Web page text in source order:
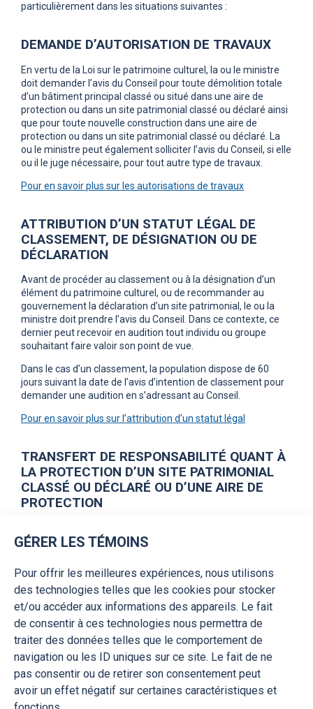
GÉRER LES TÉMOINS
Pour offrir les meilleures expériences, nous utilisons
des technologies telles que les cookies pour stocker
et/ou accéder aux informations des appareils. Le fait
de consentir à ces technologies nous permettra de
traiter des données telles que le comportement de
navigation ou les ID uniques sur ce site. Le fait de ne
pas consentir ou de retirer son consentement peut
avoir un effet négatif sur certaines caractéristiques et
particulièrement dans les situations suivantes :
DEMANDE D’AUTORISATION DE TRAVAUX
En vertu de la Loi sur le patrimoine culturel, la ou le ministre
doit demander l’avis du Conseil pour toute démolition totale
d’un bâtiment principal classé ou situé dans une aire de
protection ou dans un site patrimonial classé ou déclaré ainsi
que pour toute nouvelle construction dans une aire de
protection ou dans un site patrimonial classé ou déclaré. La
ou le ministre peut également solliciter l’avis du Conseil, si elle
ou il le juge nécessaire, pour tout autre type de travaux.
Pour en savoir plus sur les autorisations de travaux
ATTRIBUTION D’UN STATUT LÉGAL DE
CLASSEMENT, DE DÉSIGNATION OU DE
DÉCLARATION
Avant de procéder au classement ou à la désignation d’un
élément du patrimoine culturel, ou de recommander au
gouvernement la déclaration d’un site patrimonial, le ou la
ministre doit prendre l’avis du Conseil. Dans ce contexte, ce
dernier peut recevoir en audition tout individu ou groupe
souhaitant faire valoir son point de vue.
Dans le cas d’un classement, la population dispose de 60
jours suivant la date de l’avis d’intention de classement pour
demander une audition en s’adressant au Conseil.
Pour en savoir plus sur l’attribution d’un statut légal
TRANSFERT DE RESPONSABILITÉ QUANT À
LA PROTECTION D’UN SITE PATRIMONIAL
CLASSÉ OU DÉCLARÉ OU D’UNE AIRE DE
PROTECTION
municipalité locale peut demander la responsabilité de la
site patrimonial classé ou déclaré ou d’une aire de protection
qui fait partie de son territoire. Elle doit en faire la demande
au ou à la ministre.
Dans ce contexte, une audition peut être demandée au
Conseil par la municipalité.
Pour en savoir plus sur la demande de transfert de
responsabilité